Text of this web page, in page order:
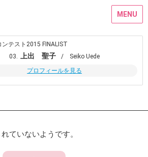
MENU
ンテスト2015 FINALIST
03.
上出 聖子
/ Seiko Uede
プロフィールを見る
ていないようです。